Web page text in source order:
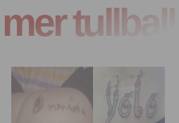
mer tullball